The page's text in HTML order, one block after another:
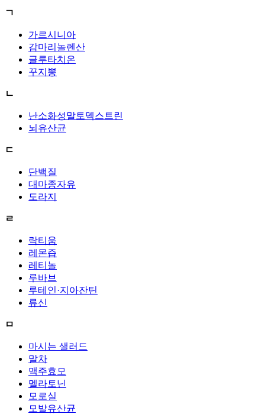
ㄱ
가르시니아
감마리놀렌산
글루타치온
꾸지뽕
ㄴ
난소화성말토덱스트린
뇌유산균
ㄷ
단백질
대마종자유
도라지
ㄹ
락티움
레몬즙
레티놀
루바브
루테인·지아잔틴
류신
ㅁ
마시는 샐러드
말차
맥주효모
멜라토닌
모로실
모발유산균